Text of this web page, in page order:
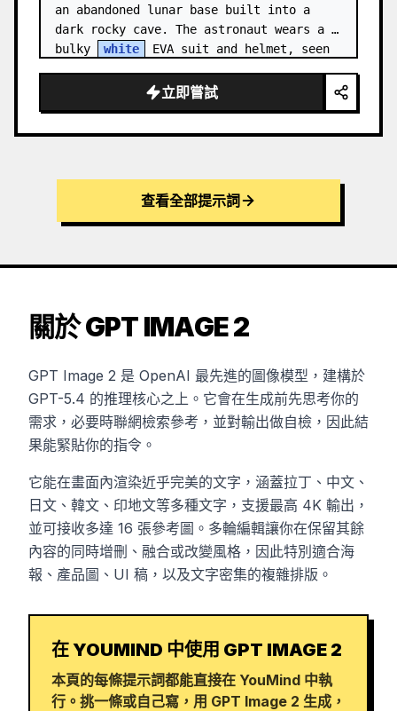
an abandoned lunar base built into a
dark rocky cave. The astronaut wears a
bulky
white
EVA suit and helmet, seen
立即嘗試
查看全部提示詞
關於 GPT IMAGE 2
GPT Image 2 是 OpenAI 最先進的圖像模型，建構於
GPT-5.4 的推理核心之上。它會在生成前先思考你的
需求，必要時聯網檢索參考，並對輸出做自檢，因此結
果能緊貼你的指令。
它能在畫面內渲染近乎完美的文字，涵蓋拉丁、中文、
日文、韓文、印地文等多種文字，支援最高 4K 輸出，
並可接收多達 16 張參考圖。多輪編輯讓你在保留其餘
內容的同時增刪、融合或改變風格，因此特別適合海
報、產品圖、UI 稿，以及文字密集的複雜排版。
在 YOUMIND 中使用 GPT IMAGE 2
本頁的每條提示詞都能直接在 YouMind 中執
行。挑一條或自己寫，用 GPT Image 2 生成，